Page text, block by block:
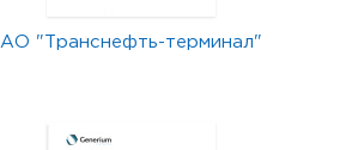
АО "Транснефть-терминал"